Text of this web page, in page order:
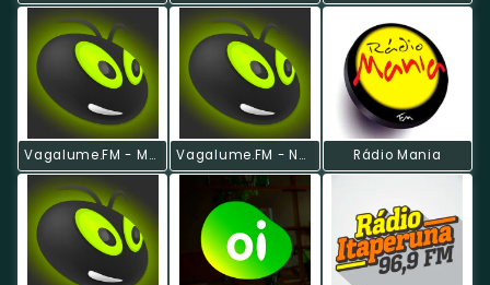
Vagalume.FM - MTV MIAW 2018 Vagalume.FM - Natal Rádio Mania